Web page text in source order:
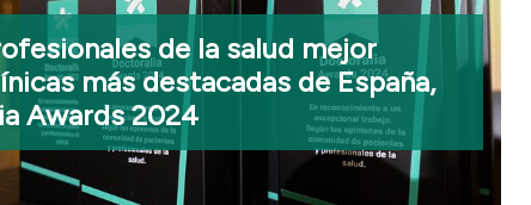
de la salud mejor
más destacadas de España,
Awards 2024